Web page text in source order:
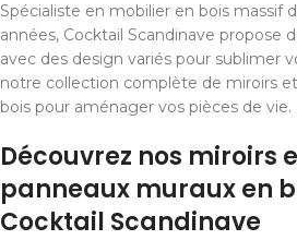
Spécialiste en mobilier en bois massif
années, Cocktail Scandinave propose
avec des design variés pour sublimer
notre collection complète de miroirs
bois pour aménager vos pièces de vie.
Découvrez nos miroirs
panneaux muraux en
Cocktail Scandinave